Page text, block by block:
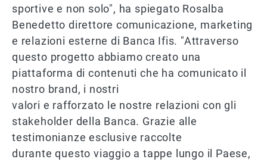
sportive e non solo", ha spiegato Rosalba
Benedetto direttore comunicazione, marketing
e relazioni esterne di Banca Ifis. "Attraverso
questo progetto abbiamo creato una
piattaforma di contenuti che ha comunicato il
nostro brand, i nostri
valori e rafforzato le nostre relazioni con gli
stakeholder della Banca. Grazie alle
testimonianze esclusive raccolte
durante questo viaggio a tappe lungo il Paese,